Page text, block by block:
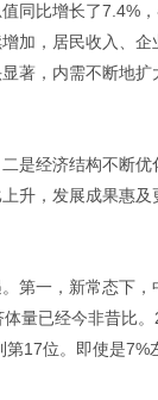
比增长了7.4%，
加，居民收入、
著，内需不断地
经济结构不断优
升，发展成果惠
一，新常态下，
量已经今非昔比
17位。即使是